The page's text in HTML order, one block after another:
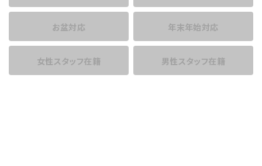
お盆対応 年末年始対応
女性スタッフ在籍 男性スタッフ在籍